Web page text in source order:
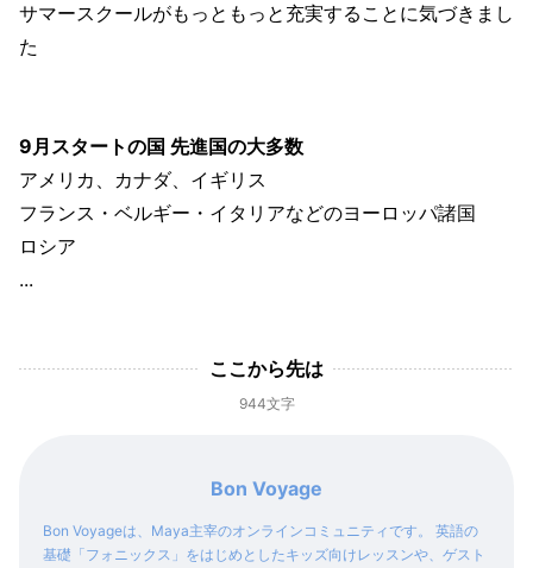
サマースクールがもっともっと充実することに気づきまし
た
9月スタートの国 先進国の大多数
アメリカ、カナダ、イギリス
フランス・ベルギー・イタリアなどのヨーロッパ諸国
ロシア
...
ここから先は
944文字
Bon Voyage
Bon Voyageは、Maya主宰のオンラインコミュニティです。 英語の
基礎「フォニックス」をはじめとしたキッズ向けレッスンや、ゲスト